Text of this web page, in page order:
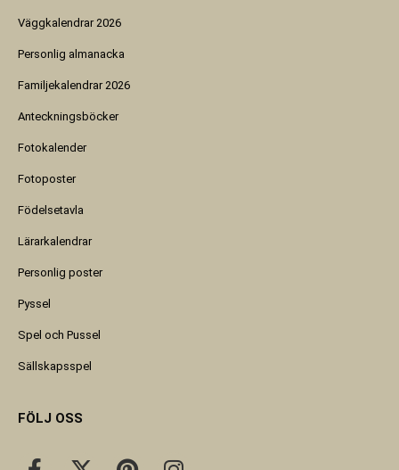
Väggkalendrar 2026
Personlig almanacka
Familjekalendrar 2026
Anteckningsböcker
Fotokalender
Fotoposter
Födelsetavla
Lärarkalendrar
Personlig poster
Pyssel
Spel och Pussel
Sällskapsspel
FÖLJ OSS